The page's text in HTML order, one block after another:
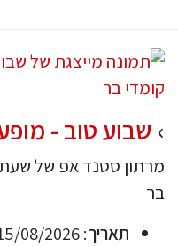
שבוע טוב -
מרתון סטנד אפ של
בר
תאריך: 15/08/2026 - 19/09/2026